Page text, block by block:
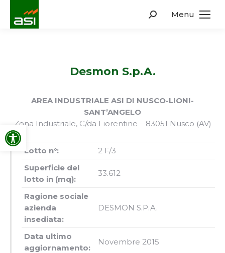
Apri la barra degli strumenti
Menu
Search:
Desmon S.p.A.
AREA INDUSTRIALE ASI DI NUSCO-LIONI-
SANT’ANGELO
Zona Industriale, C/da Fiorentine – 83051 Nusco (AV)
Lotto n°:
2 F/3
Superficie del
lotto in (mq):
33.612
Ragione sociale
azienda
insediata:
DESMON S.P.A.
Data ultimo
aggiornamento:
Novembre 2015